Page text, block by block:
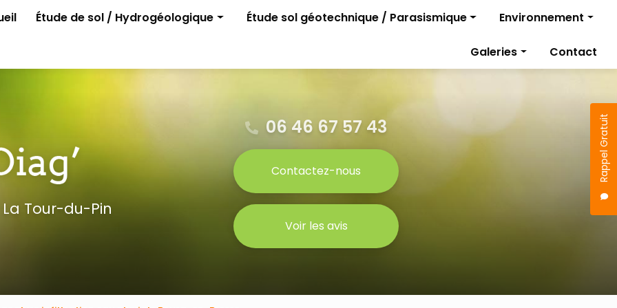
Rappel Gratuit
Étude de sol / Hydrogéologique
Permis d'aménager
Étude sol géotechnique / Parasismique
G2 avant projet
Étude G0
Environnement
Diagnostics
Gestion des travaux
Galeries Contact
Tour-du-Pin
06 46 67 57 43
Contactez-nous
Voir les avis